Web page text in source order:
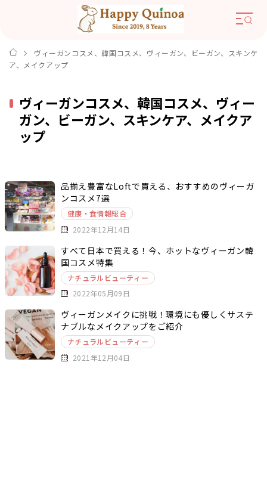
ヴィーガンコスメ、韓国コスメ、ヴィーガン、ビーガン、スキンケ
ア、メイクアップ
ヴィーガンコスメ、韓国コスメ、ヴィー
ガン、ビーガン、スキンケア、メイクア
ップ
品揃え豊富なLoftで買える、おすすめのヴィーガ
ンコスメ7選
健康・食情報総合
2022年12月14日
すべて日本で買える！今、ホットなヴィーガン韓
国コスメ特集
ナチュラルビューティー
2022年05月09日
ヴィーガンメイクに挑戦！環境にも優しくサステ
ナブルなメイクアップをご紹介
ナチュラルビューティー
2021年12月04日